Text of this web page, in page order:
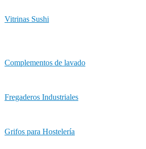
Vitrinas Sushi
Complementos de lavado
Fregaderos Industriales
Grifos para Hostelería